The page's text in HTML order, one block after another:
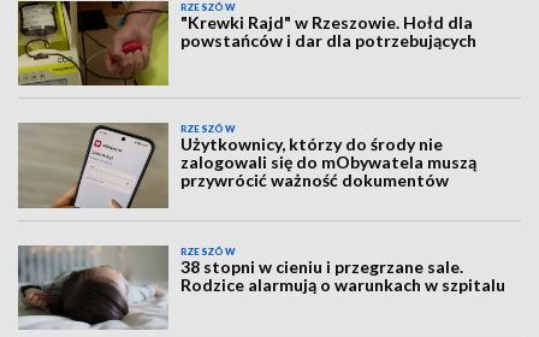
RZESZÓW
"Krewki Rajd" w Rzeszowie. Hołd dla
powstańców i dar dla potrzebujących
RZESZÓW
Użytkownicy, którzy do środy nie
zalogowali się do mObywatela muszą
przywrócić ważność dokumentów
RZESZÓW
38 stopni w cieniu i przegrzane sale.
Rodzice alarmują o warunkach w szpitalu